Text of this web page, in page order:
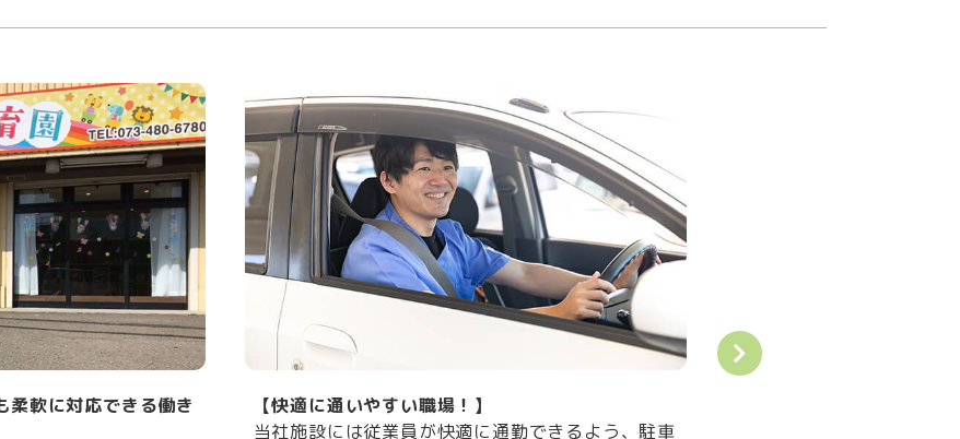
【快適に通いやすい職場！】
当社施設には従業員が快適に通勤できるよう、駐車
ん！】